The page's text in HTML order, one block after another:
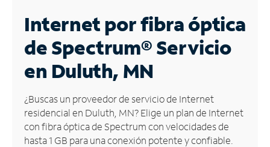
Business
Contáctanos
Inglés
Administrar
cuenta
Internet por fibra óptica
de Spectrum®Servicio
en Duluth, MN
¿Buscas un proveedor de servicio de Internet
residencial en Duluth, MN? Elige un plan de Internet
con fibra óptica de Spectrum con velocidades de
hasta 1 GB para una conexión potente y confiable.